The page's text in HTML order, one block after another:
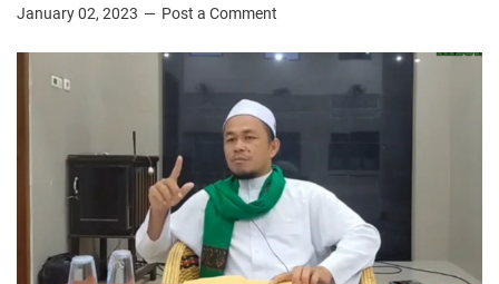
January 02, 2023 Post a Comment